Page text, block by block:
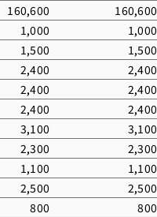
160,600 160,600
1,000 1,000
1,500 1,500
2,400 2,400
2,400 2,400
2,400 2,400
3,100 3,100
2,300 2,300
1,100 1,100
2,500 2,500
800 800